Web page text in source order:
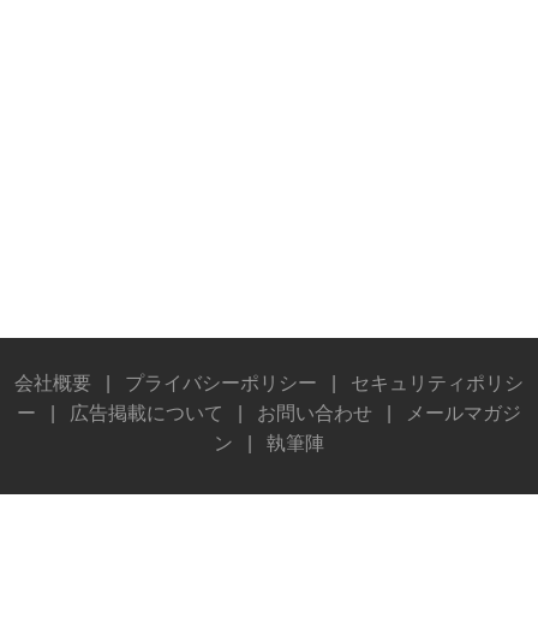
会社概要 プライバシーポリシー
セキュリティポリシ
ー
広告掲載について お問い合わせ
メールマガジ
ン
執筆陣